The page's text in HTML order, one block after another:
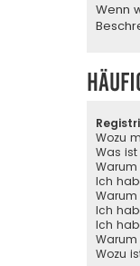
Wenn
Wozu
Was ist
Ich
Ich
Ich
Wozu